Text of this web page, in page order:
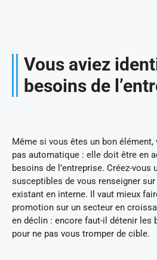
Vous aviez
besoins de
Même si vous êtes un bon élément,
pas automatique : elle doit être en
besoins de l’entreprise. Créez-vous
susceptibles de vous renseigner
existant en interne. Il vaut mieux
promotion sur un secteur en
en déclin : encore faut-il détenir les
pour ne pas vous tromper de cible.